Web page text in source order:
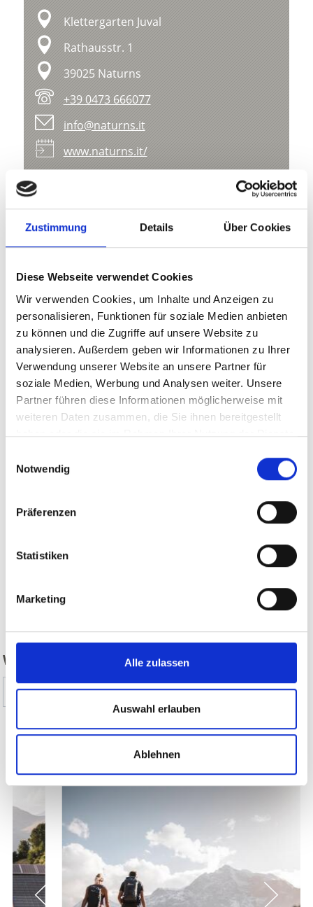
Zustimmung Details Über Cookies
Diese Webseite verwendet Cookies
Wir verwenden Cookies, um Inhalte und Anzeigen zu
personalisieren, Funktionen für soziale Medien anbieten
zu können und die Zugriffe auf unsere Website zu
analysieren. Außerdem geben wir Informationen zu Ihrer
Verwendung unserer Website an unsere Partner für
soziale Medien, Werbung und Analysen weiter. Unsere
Partner führen diese Informationen möglicherweise mit
weiteren Daten zusammen, die Sie ihnen bereitgestellt
haben oder die sie im Rahmen Ihrer Nutzung der Dienste
Notwendig
Präferenzen
Statistiken
Marketing
Alle zulassen
Auswahl erlauben
Ablehnen
Klettergarten Juval
Rathausstr. 1
39025 Naturns
+39 0473 666077
info@naturns.it
www.naturns.it/
Karte & Höhenprofil
Impressionen
WAR DER INHALT FÜR SIE HILFREICH?
Ja
Nein
Weitere interessante Links